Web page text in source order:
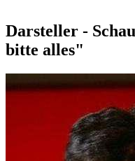
Darsteller -
bitte alles"